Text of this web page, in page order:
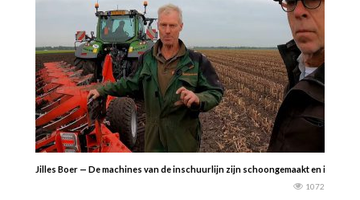
Jilles Boer — De machines van de inschuurlijn zijn schoongemaakt en in de
1072